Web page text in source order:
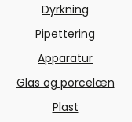
Dyrkning
Pipettering
Apparatur
Glas og porcelæn
Plast